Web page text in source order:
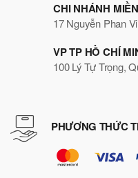
CHI NHÁNH
17 Nguyễn Phan
VP TP HỒ CHÍ
100 Lý Tự Trọng,
PHƯƠNG THỨC